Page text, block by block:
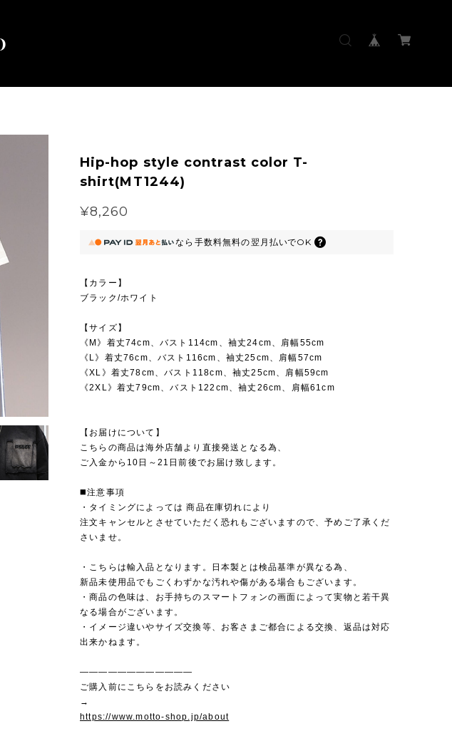
Hip-hop style contrast color T-
shirt(MT1244)
¥8,260
なら 手数料無料の翌月払いでOK
【カラー】
ブラック/ホワイト
【サイズ】
《M》着丈74cm、バスト114cm、袖丈24cm、肩幅55cm
《L》着丈76cm、バスト116cm、袖丈25cm、肩幅57cm
《XL》着丈78cm、バスト118cm、袖丈25cm、肩幅59cm
《2XL》着丈79cm、バスト122cm、袖丈26cm、肩幅61cm
【お届けについて】
こちらの商品は海外店舗より直接発送となる為、
ご入金から10日～21日前後でお届け致します。
◼️注意事項
・タイミングによっては 商品在庫切れにより
注文キャンセルとさせていただく恐れもございますので、予めご了承くだ
さいませ。
・こちらは輸入品となります。日本製とは検品基準が異なる為、
新品未使用品でもごくわずかな汚れや傷がある場合もございます。
・商品の色味は、お手持ちのスマートフォンの画面によって実物と若干異
なる場合がございます。
・イメージ違いやサイズ交換等、お客さまご都合による交換、返品は対応
出来かねます。
————————————
ご購入前にこちらをお読みください
→
https://www.motto-shop.jp/about